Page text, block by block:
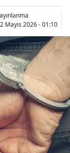
Mayıs 2026 - 01:10